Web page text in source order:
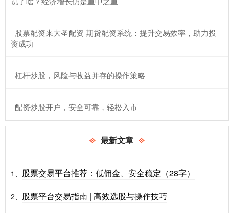
​股票配资来大圣配资 期货配资系统：提升交易效率，助力投
资成功
​杠杆炒股，风险与收益并存的操作策略
​配资炒股开户，安全可靠，轻松入市
最新文章
1、 股票交易平台推荐：低佣金、安全稳定（28字）
2、 股票平台交易指南 | 高效选股与操作技巧